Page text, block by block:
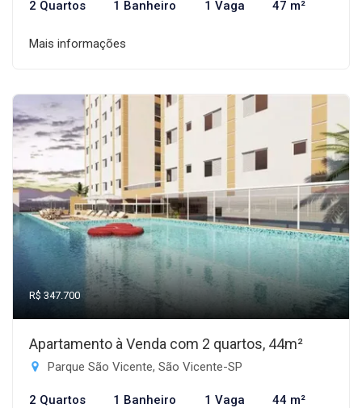
2 Quartos 1 Banheiro 1 Vaga 47 m²
Mais informações
R$ 347.700
Apartamento à Venda com 2 quartos, 44m²
Parque São Vicente, São Vicente-SP
2 Quartos 1 Banheiro 1 Vaga 44 m²